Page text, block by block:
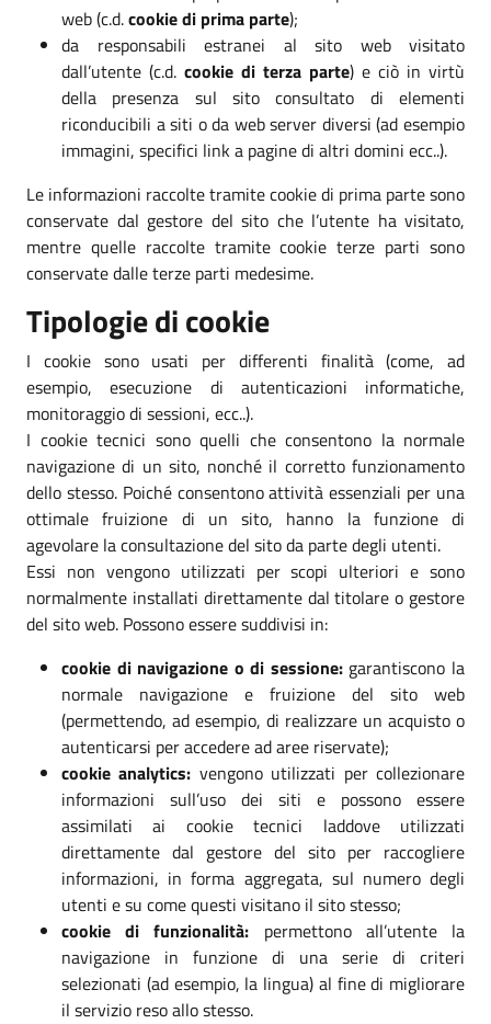
web (c.d.cookie di prima parte);
da responsabili estranei al sito web visitato
dall’utente (c.d. cookie di terza parte) e ciò in virtù
della presenza sul sito consultato di elementi
riconducibili a siti o da web server diversi (ad esempio
immagini, specifici link a pagine di altri domini ecc..).
Le informazioni raccolte tramite cookie di prima parte sono
conservate dal gestore del sito che l’utente ha visitato,
mentre quelle raccolte tramite cookie terze parti sono
conservate dalle terze parti medesime.
Tipologie di cookie
I cookie sono usati per differenti finalità (come, ad
esempio, esecuzione di autenticazioni informatiche,
monitoraggio di sessioni, ecc..).
I cookie tecnici sono quelli che consentono la normale
navigazione di un sito, nonché il corretto funzionamento
dello stesso. Poiché consentono attività essenziali per una
ottimale fruizione di un sito, hanno la funzione di
agevolare la consultazione del sito da parte degli utenti.
Essi non vengono utilizzati per scopi ulteriori e sono
normalmente installati direttamente dal titolare o gestore
del sito web. Possono essere suddivisi in:
cookie di navigazione o di sessione:garantiscono la
normale navigazione e fruizione del sito web
(permettendo, ad esempio, di realizzare un acquisto o
autenticarsi per accedere ad aree riservate);
cookie analytics: vengono utilizzati per collezionare
informazioni sull’uso dei siti e possono essere
assimilati ai cookie tecnici laddove utilizzati
direttamente dal gestore del sito per raccogliere
informazioni, in forma aggregata, sul numero degli
utenti e su come questi visitano il sito stesso;
cookie di funzionalità: permettono all’utente la
navigazione in funzione di una serie di criteri
selezionati (ad esempio, la lingua) al fine di migliorare
il servizio reso allo stesso.